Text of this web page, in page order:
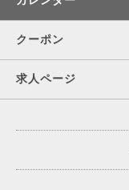
クーポン
求人ページ